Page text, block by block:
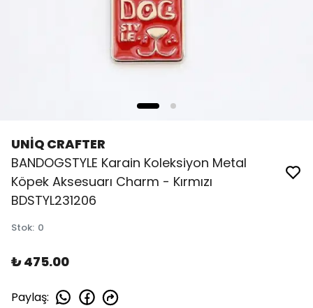
UNİQ CRAFTER
BANDOGSTYLE Karain Koleksiyon Metal
Köpek Aksesuarı Charm - Kırmızı
BDSTYL231206
Stok: 0
₺ 475.00
Paylaş: